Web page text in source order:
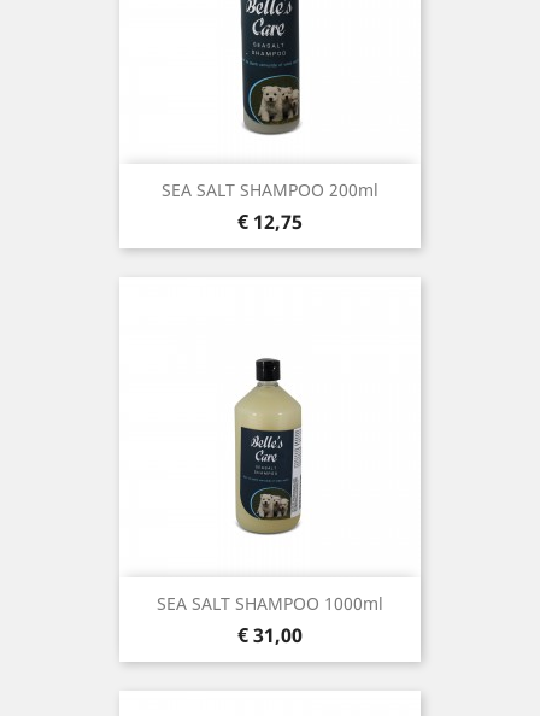
SEA SALT SHAMPOO 200ml
Prijs
€ 12,75
SEA SALT SHAMPOO 1000ml
Prijs
€ 31,00